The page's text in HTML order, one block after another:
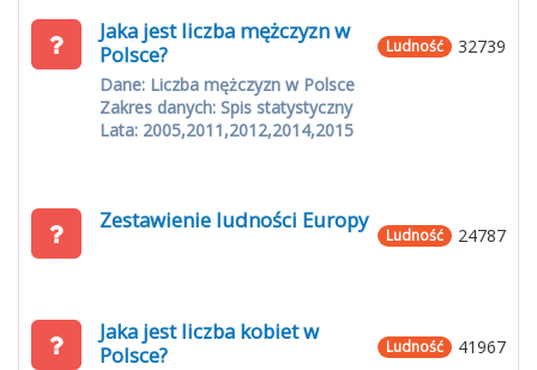
32739
Ludność
Jaka jest liczba mężczyzn w
Polsce?
Dane: Liczba mężczyzn w Polsce
Zakres danych: Spis statystyczny
Lata: 2005,2011,2012,2014,2015
24787
Ludność
Zestawienie ludności Europy
41967
Ludność
Jaka jest liczba kobiet w
Polsce?